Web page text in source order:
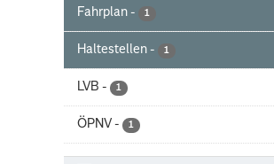
Fahrplan - 1
Haltestellen - 1
LVB - 1
ÖPNV - 1